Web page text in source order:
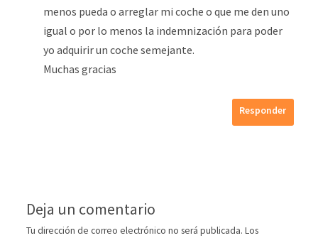
menos pueda o arreglar mi coche o que me den uno
igual o por lo menos la indemnización para poder
yo adquirir un coche semejante.
Muchas gracias
Responder
Deja un comentario
Tu dirección de correo electrónico no será publicada. Los